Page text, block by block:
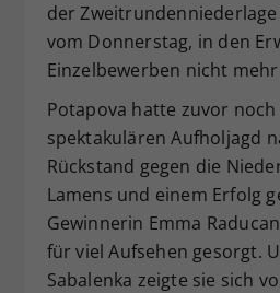
der
vom Donnerstag, in den
Einzelbewerben nicht
Potapova hatte zuvor
spektakulären Aufholjagd
Rückstand gegen die
Lamens und einem Erfolg
Gewinnerin Emma
für viel Aufsehen gesorgt.
Sabalenka zeigte sie sich